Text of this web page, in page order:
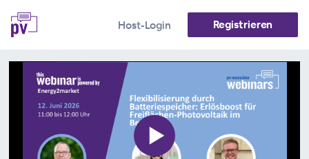
Host-Login Registrieren